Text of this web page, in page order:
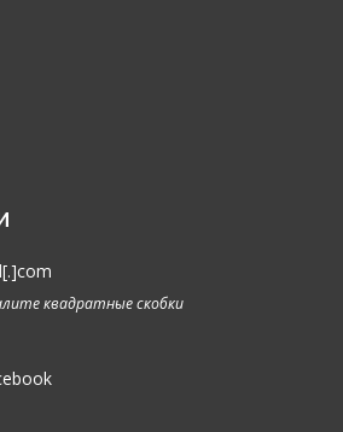
квадратные скобки